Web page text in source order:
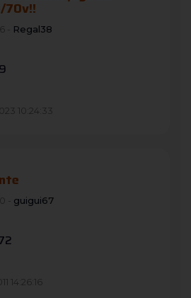
70v!!
- Regal38
10:24:33
- guigui67
14:26:16